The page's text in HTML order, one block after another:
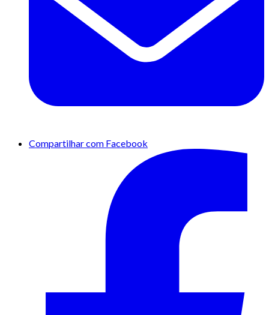
Compartilhar com Facebook